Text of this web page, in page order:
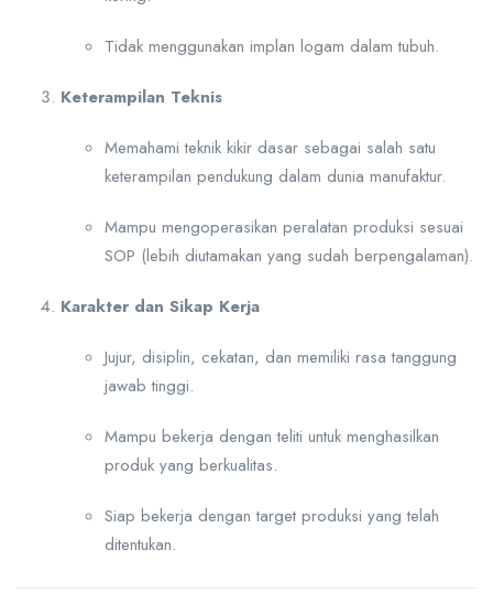
Tidak menggunakan implan logam dalam tubuh.
Keterampilan Teknis
Memahami teknik kikir dasar sebagai salah satu
keterampilan pendukung dalam dunia manufaktur.
Mampu mengoperasikan peralatan produksi sesuai
SOP (lebih diutamakan yang sudah berpengalaman).
Karakter dan Sikap Kerja
Jujur, disiplin, cekatan, dan memiliki rasa tanggung
jawab tinggi.
Mampu bekerja dengan teliti untuk menghasilkan
produk yang berkualitas.
Siap bekerja dengan target produksi yang telah
ditentukan.